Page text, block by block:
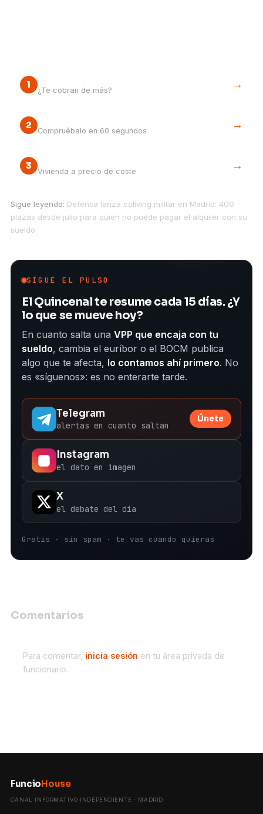
1
¿Te cobran de más? →
2
Compruébalo en 60 segundos →
3
Vivienda a precio de coste →
Sigue leyendo: Defensa lanza coliving militar en Madrid: 400
plazas desde julio para quien no puede pagar el alquiler con su
sueldo
SIGUE EL PULSO
El Quincenal te resume cada 15 días. ¿Y
lo que se mueve hoy?
En cuanto salta unaVPP que encaja con tu
sueldo, cambia el euríbor o el BOCM publica
algo que te afecta, lo contamos ahí primero. No
es «síguenos»: es no enterarte tarde.
Telegram
alertas en cuanto saltan
Únete
Instagram
el dato en imagen
X
el debate del día
Gratis · sin spam · te vas cuando quieras
Comentarios
Para comentar, inicia sesión en tu área privada de
funcionario.
Funcio House
CANAL INFORMATIVO INDEPENDIENTE · MADRID